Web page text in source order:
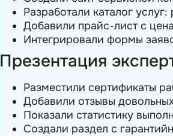
Разработали каталог
Добавили прайс-лист с
Интегрировали формы
Презентация
Разместили сертификаты
Добавили отзывы
Показали статистику
Создали раздел с